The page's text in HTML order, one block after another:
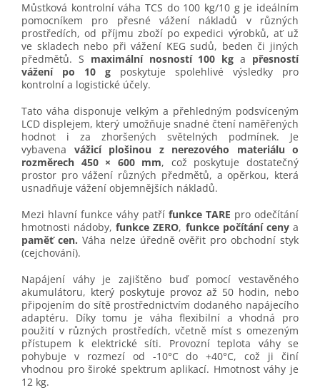
Můstková kontrolní váha TCS do 100 kg/10 g je ideálním
pomocníkem pro přesné vážení nákladů v různých
prostředích, od příjmu zboží po expedici výrobků, ať už
ve skladech nebo při vážení KEG sudů, beden či jiných
předmětů. S maximální nosností 100 kg a přesností
vážení po 10 g poskytuje spolehlivé výsledky pro
kontrolní a logistické účely.
Tato váha disponuje velkým a přehledným podsvíceným
LCD displejem, který umožňuje snadné čtení naměřených
hodnot i za zhoršených světelných podmínek. Je
vybavena vážicí plošinou z nerezového materiálu o
rozměrech 450 × 600 mm, což poskytuje dostatečný
prostor pro vážení různých předmětů, a opěrkou, která
usnadňuje vážení objemnějších nákladů.
Mezi hlavní funkce váhy patří funkce TARE pro odečítání
hmotnosti nádoby,funkce ZERO, funkce počítání cenya
paměť cen. Váha nelze úředně ověřit pro obchodní styk
(cejchování).
Napájení váhy je zajištěno buď pomocí vestavěného
akumulátoru, který poskytuje provoz až 50 hodin, nebo
připojením do sítě prostřednictvím dodaného napájecího
adaptéru. Díky tomu je váha flexibilní a vhodná pro
použití v různých prostředích, včetně míst s omezeným
přístupem k elektrické síti. Provozní teplota váhy se
pohybuje v rozmezí od -10°C do +40°C, což ji činí
vhodnou pro široké spektrum aplikací. Hmotnost váhy je
12 kg.